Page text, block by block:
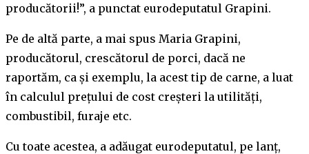
producătorii!”, a punctat eurodeputatul Grapini.
Pe de altă parte, a mai spus Maria Grapini,
producătorul, crescătorul de porci, dacă ne
raportăm, ca și exemplu, la acest tip de carne, a luat
în calculul prețului de cost creșteri la utilități,
combustibil, furaje etc.
Cu toate acestea, a adăugat eurodeputatul, pe lanț,